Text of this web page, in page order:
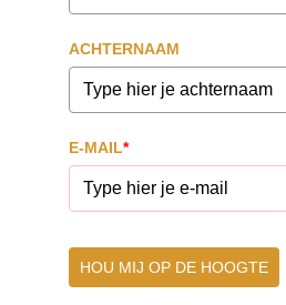
ACHTERNAAM
E-MAIL*
HOU MIJ OP DE HOOGTE